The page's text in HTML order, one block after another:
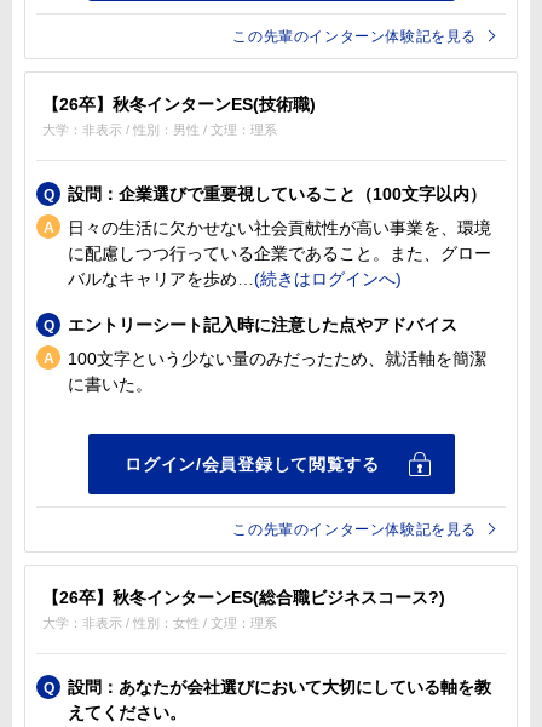
この先輩のインターン体験記を見る
【26卒】秋冬インターンES(技術職)
大学：非表示 / 性別：男性 / 文理：理系
設問：企業選びで重要視していること（100文字以内）
日々の生活に欠かせない社会貢献性が高い事業を、環境
に配慮しつつ行っている企業であること。また、グロー
バルなキャリアを歩め
エントリーシート記入時に注意した点やアドバイス
100文字という少ない量のみだったため、就活軸を簡潔
に書いた。
この先輩のインターン体験記を見る
【26卒】秋冬インターンES(総合職ビジネスコース?)
大学：非表示 / 性別：女性 / 文理：理系
設問：あなたが会社選びにおいて大切にしている軸を教
えてください。